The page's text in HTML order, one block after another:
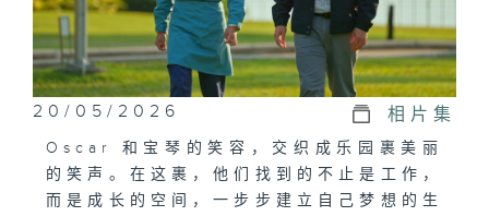
20/05/2026 相片集
Oscar 和宝琴的笑容，交织成乐园裹美丽
的笑声。在这裹，他们找到的不止是工作，
而是成长的空间，一步步建立自己梦想的生